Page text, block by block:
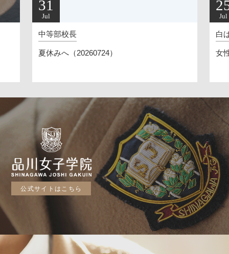
女性のための起業講座・学校にアートを！
公式サイトはこちら